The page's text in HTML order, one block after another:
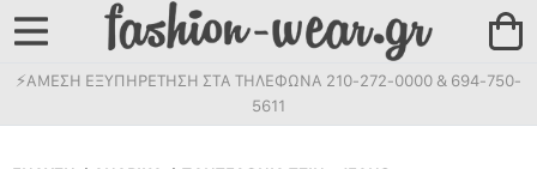
⚡ΑΜΕΣΗ ΕΞΥΠΗΡΕΤΗΣΗ ΣΤΑ ΤΗΛΕΦΩΝΑ 210-272-0000 & 694-750-
5611